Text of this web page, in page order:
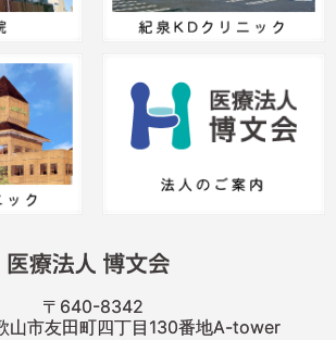
〒640-8342
山市友田町四丁目130番地A-tower